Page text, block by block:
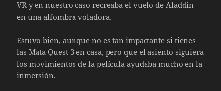
VR y en nuestro caso recreaba el vuelo de Aladdin
en una alfombra voladora.
Estuvo bien, aunque no es tan impactante si tienes
las Mata Quest 3 en casa, pero que el asiento siguiera
los movimientos de la película ayudaba mucho en la
inmersión.